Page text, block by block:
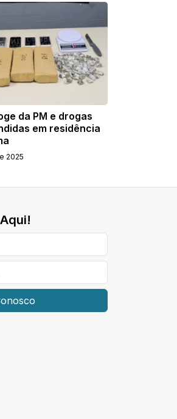
da PM e drogas
em residência
2025